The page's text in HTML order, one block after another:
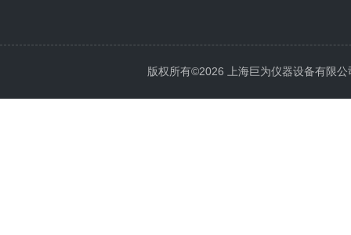
版权所有©2026 上海巨为仪器设备有限